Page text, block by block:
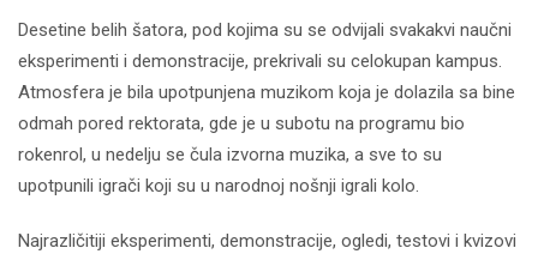
Desetine belih šatora, pod kojimа su se odvijali svakakvi naučni
eksperimenti i demonstracije, prekrivali su celokupan kampus.
Atmosfera je bila upotpunjena muzikom koja je dolazila sa bine
odmah pored rektorata, gde je u subotu na programu bio
rokenrol, u nedelju se čula izvorna muzika, a sve to su
upotpunili igrači koji su u narodnoj nošnji igrali kolo.
Najrazličitiji eksperimenti, demonstracije, ogledi, testovi i kvizovi